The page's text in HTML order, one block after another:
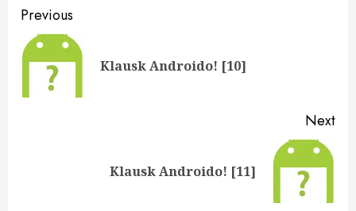
Post
navigation
Previous
Klausk Androido! [10]
Next
Klausk Androido! [11]